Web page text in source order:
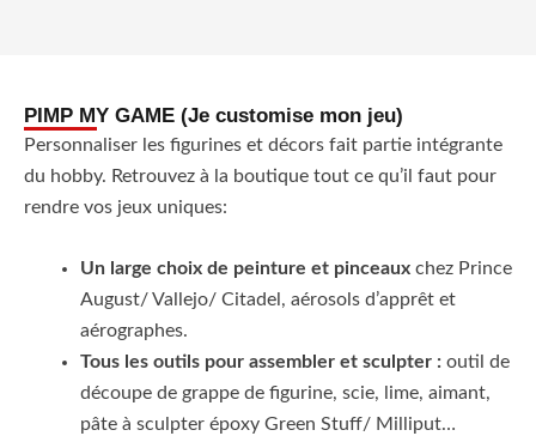
PIMP MY GAME (Je customise mon jeu)
Personnaliser les figurines et décors fait partie intégrante
du hobby. Retrouvez à la boutique tout ce qu’il faut pour
rendre vos jeux uniques:
Un large choix de peinture et pinceauxchez Prince
August/ Vallejo/ Citadel, aérosols d’apprêt et
aérographes.
Tous les outils pour assembler et sculpter : outil de
découpe de grappe de figurine, scie, lime, aimant,
pâte à sculpter époxy Green Stuff/ Milliput…